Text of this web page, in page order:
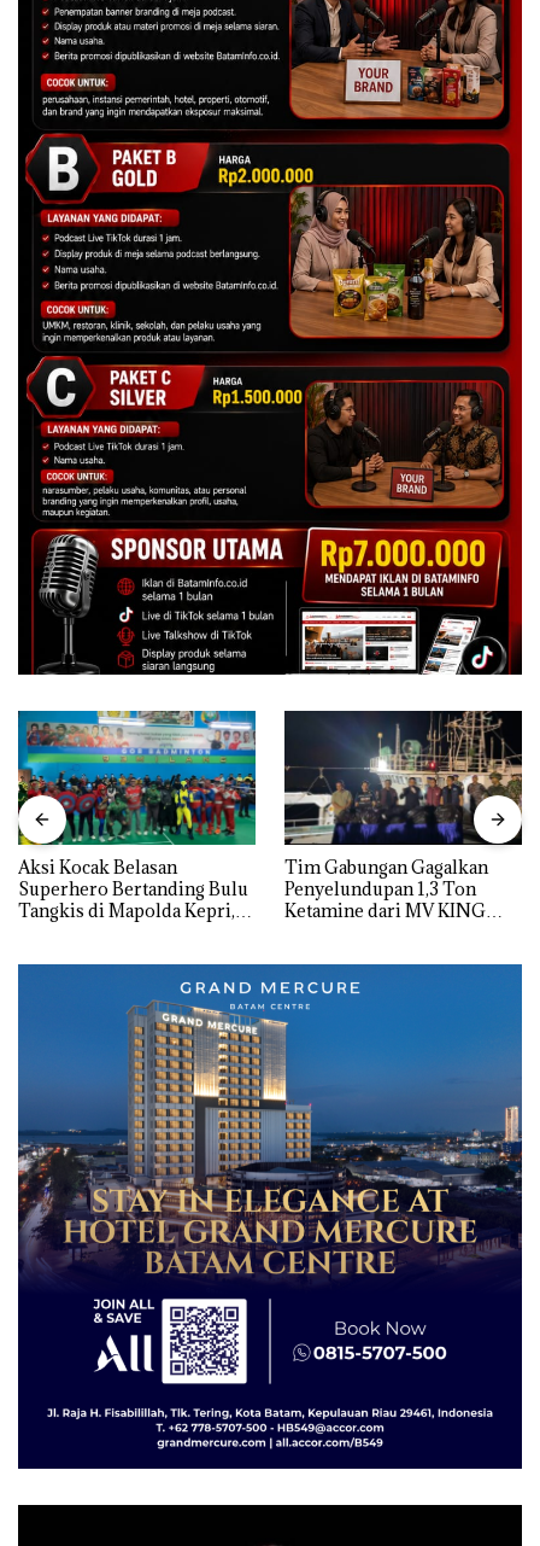
Aksi Kocak Belasan
Superhero Bertanding Bulu
Tangkis di Mapolda Kepri,
Tim Gabungan Gagalkan
Penyelundupan 1,3 Ton
Ketamine dari MV KING